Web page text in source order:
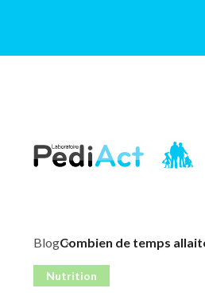
BlogCombien de temps
Nutrition